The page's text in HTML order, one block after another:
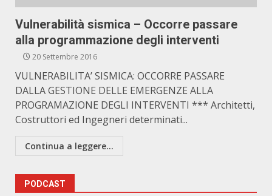
Vulnerabilità sismica – Occorre passare
alla programmazione degli interventi
20 Settembre 2016
VULNERABILITA’ SISMICA: OCCORRE PASSARE
DALLA GESTIONE DELLE EMERGENZE ALLA
PROGRAMAZIONE DEGLI INTERVENTI *** Architetti,
Costruttori ed Ingegneri determinati...
Continua a leggere...
PODCAST